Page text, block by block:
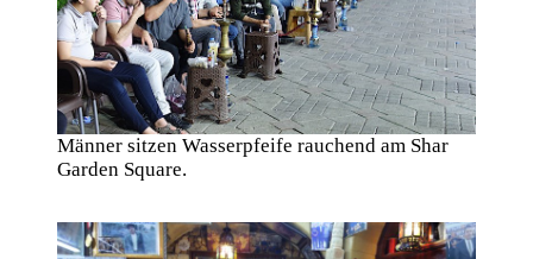
Männer sitzen Wasserpfeife rauchend am Shar
Garden Square.